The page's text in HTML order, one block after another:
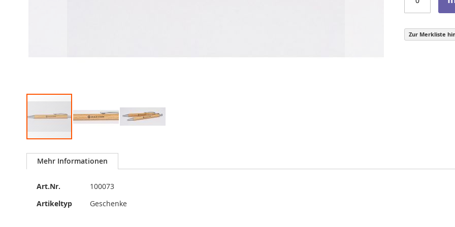
Zur Merkliste
Anfang
springen
Mehr Informationen
Mehr
Art.Nr.
100073
Artikeltyp
Geschenke